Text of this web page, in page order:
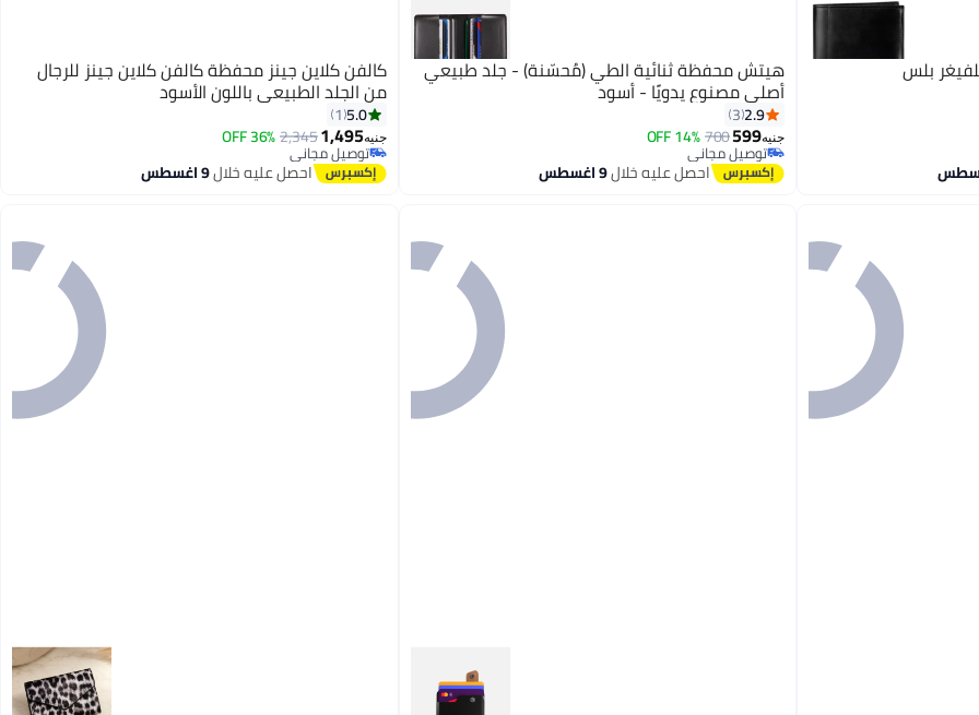
بلس هيتش محفظة ثنائية الطي (مُحسّنة) - جلد طبيعي
أصلي مصنوع يدويًا - أسود
2.9
3
جنيه599
700
14% OFF
توصيل مجاني
توصيل مجانياحصل عليه خلال9 اغسطس
كالفن كلاين جينز محفظة كالفن كلاين جينز للرجال
من الجلد الطبيعي باللون الأسود
5.0
1
جنيه1,495
2,345
36% OFF
توصيل مجاني
توصيل مجانياحصل عليه خلال9 اغسطس